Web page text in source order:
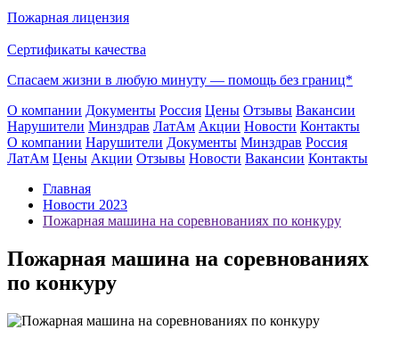
Пожарная лицензия
Сертификаты качества
Спасаем жизни в любую минуту — помощь без границ*
О компании Документы Россия Цены Отзывы Вакансии
Нарушители Минздрав ЛатАм Акции Новости Контакты
О компании Нарушители Документы Минздрав Россия
ЛатАм Цены Акции Отзывы Новости Вакансии Контакты
Главная
Новости 2023
Пожарная машина на соревнованиях по конкуру
Пожарная машина на соревнованиях
по конкуру